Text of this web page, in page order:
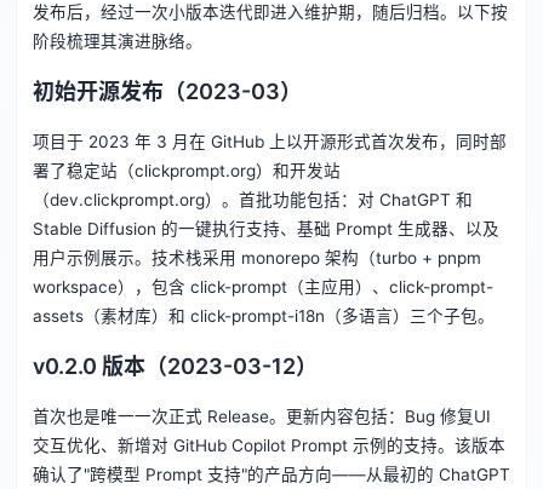
发布后，经过一次小版本迭代即进入维护期，随后归档。以下按
阶段梳理其演进脉络。
初始开源发布（2023-03）
项目于 2023 年 3 月在 GitHub 上以开源形式首次发布，同时部
署了稳定站（clickprompt.org）和开发站
（dev.clickprompt.org）。首批功能包括：对 ChatGPT 和
Stable Diffusion 的一键执行支持、基础 Prompt 生成器、以及
用户示例展示。技术栈采用 monorepo 架构（turbo + pnpm
workspace），包含 click-prompt（主应用）、click-prompt-
assets（素材库）和 click-prompt-i18n（多语言）三个子包。
v0.2.0 版本（2023-03-12）
首次也是唯一一次正式 Release。更新内容包括：Bug 修复UI
交互优化、新增对 GitHub Copilot Prompt 示例的支持。该版本
确认了"跨模型 Prompt 支持"的产品方向——从最初的 ChatGPT